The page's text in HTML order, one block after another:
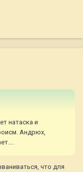
натаска и
Андрюх,
что для